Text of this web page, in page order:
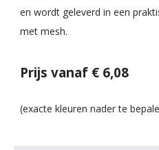
en wordt geleverd in een
met mesh.
Prijs vanaf € 6,08